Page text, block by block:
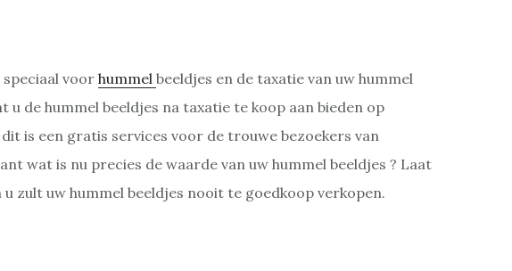
speciaal voor hummel beeldjes en de taxatie van uw hummel
u de hummel beeldjes na taxatie te koop aan bieden op
dit is een gratis services voor de trouwe bezoekers van
wat is nu precies de waarde van uw hummel beeldjes ? Laat
u zult uw hummel beeldjes nooit te goedkoop verkopen.